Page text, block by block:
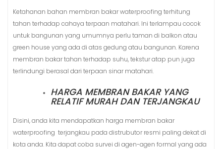
Ketahanan bahan membran bakar waterproofing terhitung
tahan terhadap cahaya terpaan matahari. Ini terlampau cocok
untuk bangunan yang umumnya perlu taman di balkon atau
green house yang ada di atas gedung atau bangunan. Karena
membran bakar tahan terhadap suhu, tekstur atap pun juga
terlindungi berasal dari terpaan sinar matahari.
HARGA MEMBRAN BAKAR YANG
RELATIF MURAH DAN TERJANGKAU
Disini, anda kita mendapatkan harga membran bakar
waterproofing terjangkau pada distrubutor resmi paling dekat di
kota anda. Kita dapat coba survei di agen-agen formal yang ada